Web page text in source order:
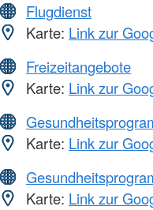
Flugdienst
Karte: Link zur
Freizeitangebote
Karte: Link zur
Karte: Link zur
Karte: Link zur